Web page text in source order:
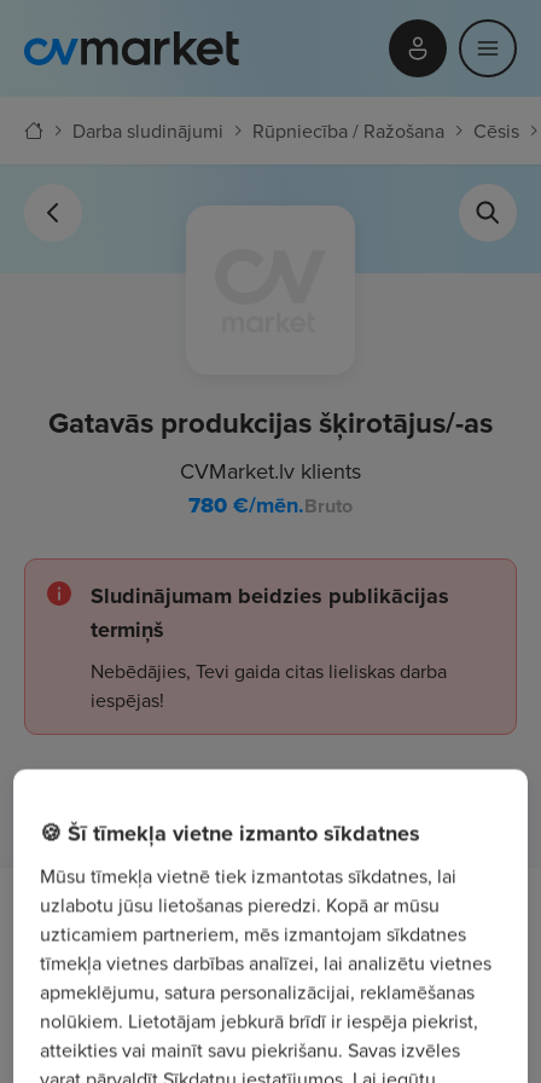
Darba sludinājumi Rūpniecība / Ražošana Cēsis
Gatavās produkcijas šķirotājus/-as
CVMarket.lv klients
780€/mēn.Bruto
Sludinājumam beidzies publikācijas
termiņš
Nebēdājies, Tevi gaida citas lieliskas darba
iespējas!
Tev uzticēsim
ķieģeļu vizuālu pārbaudi un šķirošanu;
produkcijas kraušanu uz paletēm;
darbu pie ražošanas līnijas;
🍪 Šī tīmekļa vietne izmanto sīkdatnes
Mūsu tīmekļa vietnē tiek izmantotas sīkdatnes, lai
uzlabotu jūsu lietošanas pieredzi. Kopā ar mūsu
uzticamiem partneriem, mēs izmantojam sīkdatnes
tīmekļa vietnes darbības analīzei, lai analizētu vietnes
apmeklējumu, satura personalizācijai, reklamēšanas
nolūkiem. Lietotājam jebkurā brīdī ir iespēja piekrist,
atteikties vai mainīt savu piekrišanu. Savas izvēles